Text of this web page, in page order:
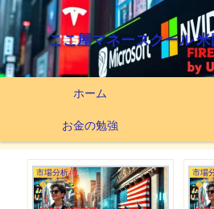
ここ屋マネースクール
ホーム
お金の勉強
市場分析 市場